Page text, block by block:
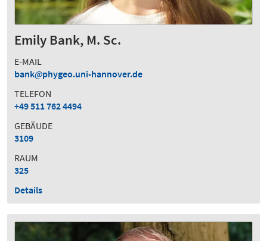
Emily Bank, M. Sc.
E-MAIL
bank
phygeo.uni-hannover.de
TELEFON
+49 511 762 4494
GEBÄUDE
3109
RAUM
325
Details